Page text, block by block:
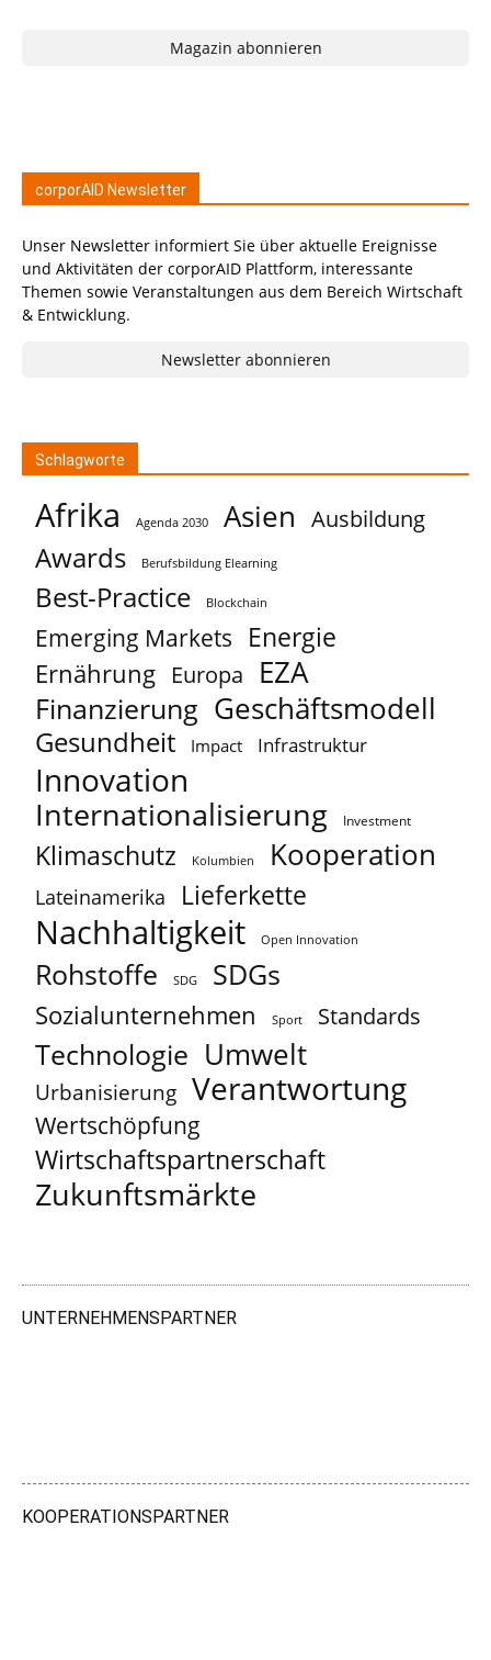
Magazin abonnieren
corporAID Newsletter
Unser Newsletter informiert Sie über aktuelle Ereignisse
und Aktivitäten der corporAID Plattform, interessante
Themen sowie Veranstaltungen aus dem Bereich Wirtschaft
& Entwicklung.
Newsletter abonnieren
Schlagworte
Afrika Agenda 2030 Asien Ausbildung
Awards Berufsbildung Elearning
Best-Practice Blockchain
Emerging Markets Energie
Ernährung Europa EZA
Finanzierung Geschäftsmodell
Gesundheit Impact Infrastruktur
Innovation
Internationalisierung Investment
Klimaschutz Kolumbien Kooperation
Lateinamerika Lieferkette
Nachhaltigkeit Open Innovation
Rohstoffe SDG SDGs
Sozialunternehmen Sport Standards
Technologie Umwelt
Urbanisierung Verantwortung
Wertschöpfung
Wirtschaftspartnerschaft
Zukunftsmärkte
UNTERNEHMENSPARTNER
KOOPERATIONSPARTNER